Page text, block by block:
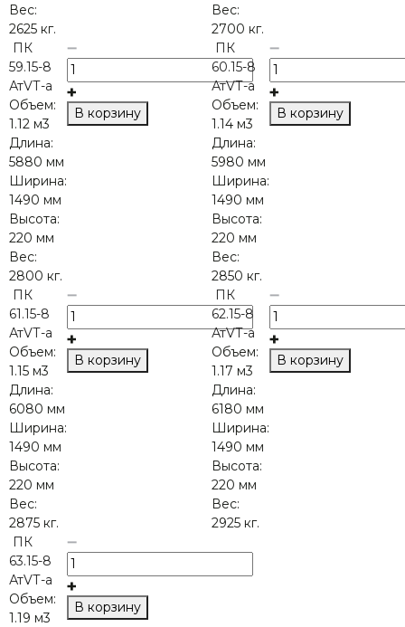
Вес:
2625 кг.
Вес:
2700 кг.
ПК
59.15-8
АтVТ-а
Объем:
1.12 м3
Длина:
5880 мм
Ширина:
1490 мм
Высота:
220 мм
Вес:
2800 кг.
В корзину
ПК
60.15-8
АтVТ-а
Объем:
1.14 м3
Длина:
5980 мм
Ширина:
1490 мм
Высота:
220 мм
Вес:
2850 кг.
В корзину
ПК
61.15-8
АтVТ-а
Объем:
1.15 м3
Длина:
6080 мм
Ширина:
1490 мм
Высота:
220 мм
Вес:
2875 кг.
В корзину
ПК
62.15-8
АтVТ-а
Объем:
1.17 м3
Длина:
6180 мм
Ширина:
1490 мм
Высота:
220 мм
Вес:
2925 кг.
В корзину
ПК
63.15-8
АтVТ-а
Объем:
1.19 м3
В корзину